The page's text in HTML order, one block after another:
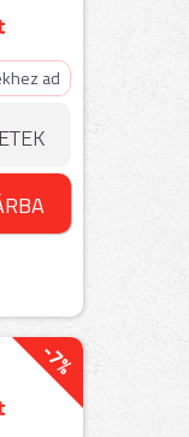
ad
-7%